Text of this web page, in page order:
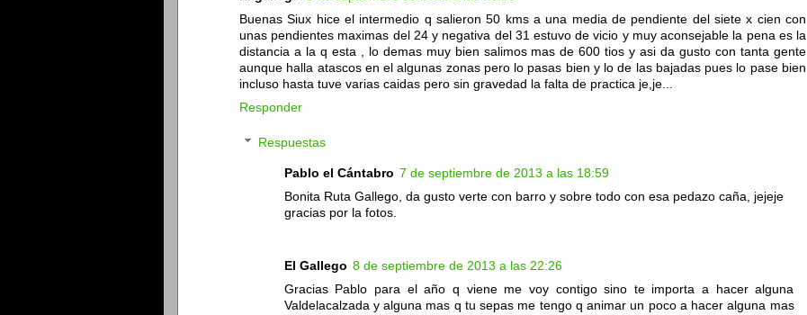
Buenas Siux hice el intermedio q salieron 50 kms a una media de pendiente del siete x cien con
unas pendientes maximas del 24 y negativa del 31 estuvo de vicio y muy aconsejable la pena es la
distancia a la q esta , lo demas muy bien salimos mas de 600 tios y asi da gusto con tanta gente
aunque halla atascos en el algunas zonas pero lo pasas bien y lo de las bajadas pues lo pase bien
incluso hasta tuve varias caidas pero sin gravedad la falta de practica je,je...
Responder
Respuestas
Pablo el Cántabro 7 de septiembre de 2013 a las 18:59
Bonita Ruta Gallego, da gusto verte con barro y sobre todo con esa pedazo caña, jejeje
gracias por la fotos.
El Gallego 8 de septiembre de 2013 a las 22:26
Gracias Pablo para el año q viene me voy contigo sino te importa a hacer alguna
Valdelacalzada y alguna mas q tu sepas me tengo q animar un poco a hacer alguna mas